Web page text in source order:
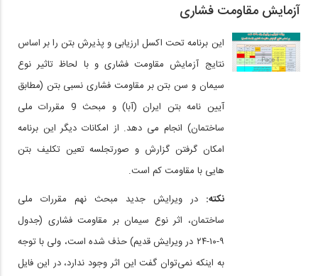
آزمایش مقاومت فشاری
این برنامه تحت اکسل ارزیابی و پذیرش بتن را بر اساس
نتایج آزمایش مقاومت فشاری و با لحاظ تاثیر نوع
سیمان و سن بتن بر مقاومت فشاری نسبی بتن (مطابق
آیین نامه بتن ایران (آبا) و مبحث 9 مقررات ملی
ساختمان) انجام می دهد. از امکانات دیگر این برنامه
امکان گرفتن گزارش و صورتجلسه تعین تکلیف بتن
هایی با مقاومت کم است.
نکته: در ویرایش جدید مبحث نهم مقررات ملی
ساختمان، اثر نوع سیمان بر مقاومت فشاری (جدول
۹-۱۰-۲۴ در ویرایش قدیم) حذف شده است، ولی با توجه
به اینکه نمی‌توان گفت این اثر وجود ندارد، در این فایل